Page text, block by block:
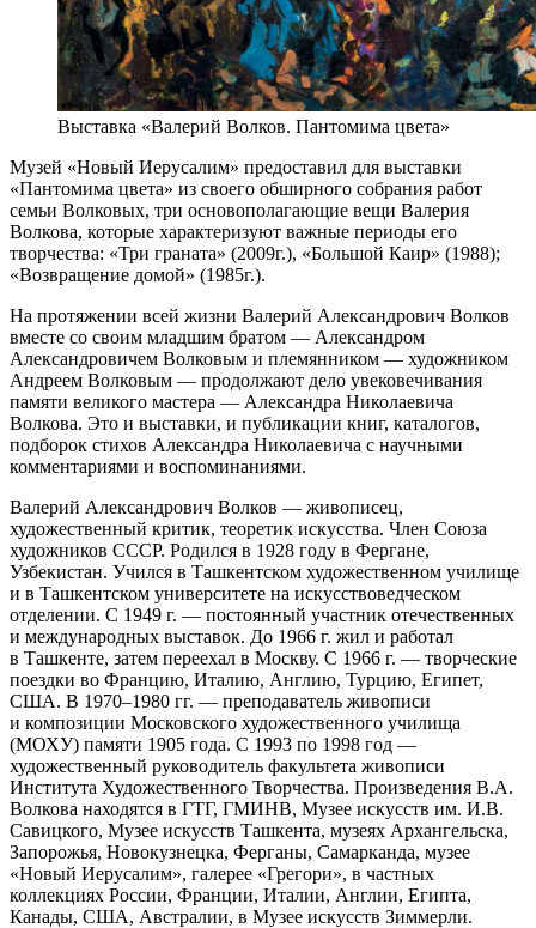
Выставка «Валерий Волков. Пантомима цвета»
Музей «Новый Иерусалим» предоставил для выставки
«Пантомима цвета» из своего обширного собрания работ
семьи Волковых, три основополагающие вещи Валерия
Волкова, которые характеризуют важные периоды его
творчества: «Три граната» (2009г.), «Большой Каир» (1988);
«Возвращение домой» (1985г.).
На протяжении всей жизни Валерий Александрович Волков
вместе со своим младшим братом — Александром
Александровичем Волковым и племянником — художником
Андреем Волковым — продолжают дело увековечивания
памяти великого мастера — Александра Николаевича
Волкова. Это и выставки, и публикации книг, каталогов,
подборок стихов Александра Николаевича с научными
комментариями и воспоминаниями.
Валерий Александрович Волков — живописец,
художественный критик, теоретик искусства. Член Союза
художников СССР. Родился в 1928 году в Фергане,
Узбекистан. Учился в Ташкентском художественном училище
и в Ташкентском университете на искусствоведческом
отделении. C 1949 г. — постоянный участник отечественных
и международных выставок. До 1966 г. жил и работал
в Ташкенте, затем переехал в Москву. С 1966 г. — творческие
поездки во Францию, Италию, Англию, Турцию, Египет,
США. В 1970–1980 гг. — преподаватель живописи
и композиции Московского художественного училища
(МОХУ) памяти 1905 года. С 1993 по 1998 год —
художественный руководитель факультета живописи
Института Художественного Творчества. Произведения В.А.
Волкова находятся в ГТГ, ГМИНВ, Музее искусств им. И.В.
Савицкого, Музее искусств Ташкента, музеях Архангельска,
Запорожья, Новокузнецка, Ферганы, Самарканда, музее
«Новый Иерусалим», галерее «Грегори», в частных
коллекциях России, Франции, Италии, Англии, Египта,
Канады, США, Австралии, в Музее искусств Зиммерли.